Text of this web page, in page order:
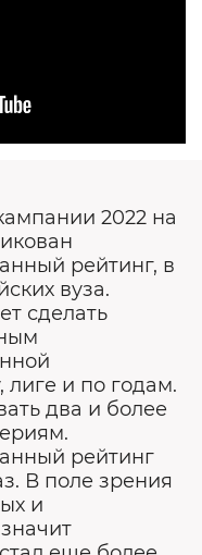
2022 на
рейтинг, в
вуза.
сделать
лиге и по годам.
два и более
рейтинг
В поле зрения
и